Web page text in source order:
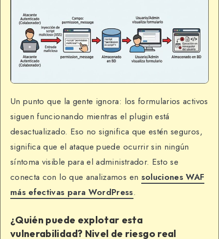
Un punto que la gente ignora: los formularios activos
siguen funcionando mientras el plugin está
desactualizado. Eso no significa que estén seguros,
significa que el ataque puede ocurrir sin ningún
síntoma visible para el administrador. Esto se
conecta con lo que analizamos en soluciones WAF
más efectivas para WordPress.
¿Quién puede explotar esta
vulnerabilidad? Nivel de riesgo real